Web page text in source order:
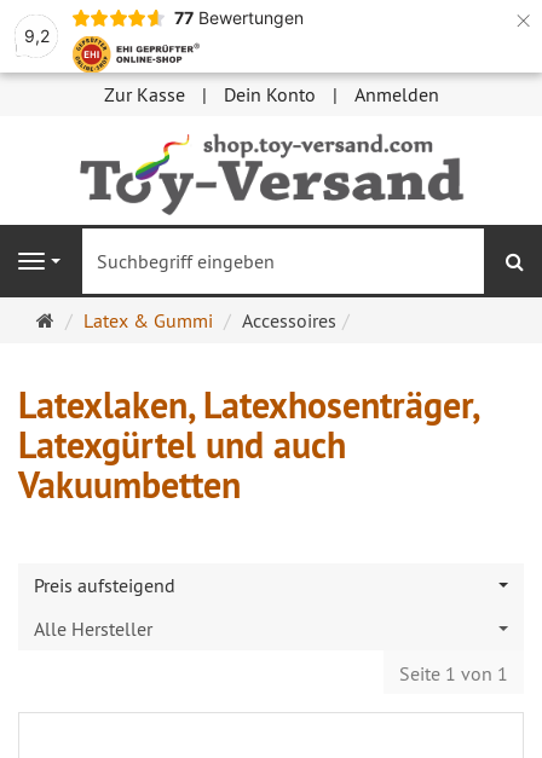
9,2
77 Bewertungen ×
Zur Kasse Dein Konto Anmelden
Navigation
Startseite
Latex & Gummi Accessoires
Latexlaken, Latexhosenträger,
Latexgürtel und auch
Vakuumbetten
Preis aufsteigend
Alle Hersteller
Seite 1 von 1